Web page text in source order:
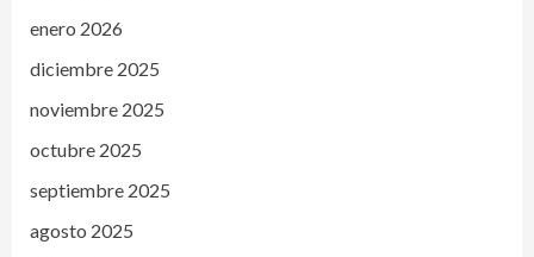
enero 2026
diciembre 2025
noviembre 2025
octubre 2025
septiembre 2025
agosto 2025